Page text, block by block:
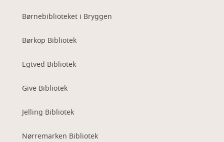
Børnebiblioteket i Bryggen
Børkop Bibliotek
Egtved Bibliotek
Give Bibliotek
Jelling Bibliotek
Nørremarken Bibliotek